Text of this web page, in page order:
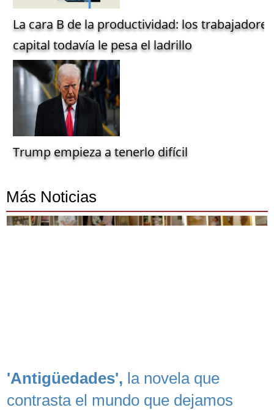
La cara B de la productividad: los
capital todavía le pesa el ladrillo
Trump empieza a tenerlo difícil
Más Noticias
'Antigüedades', la novela que
contrasta el mundo que dejamos